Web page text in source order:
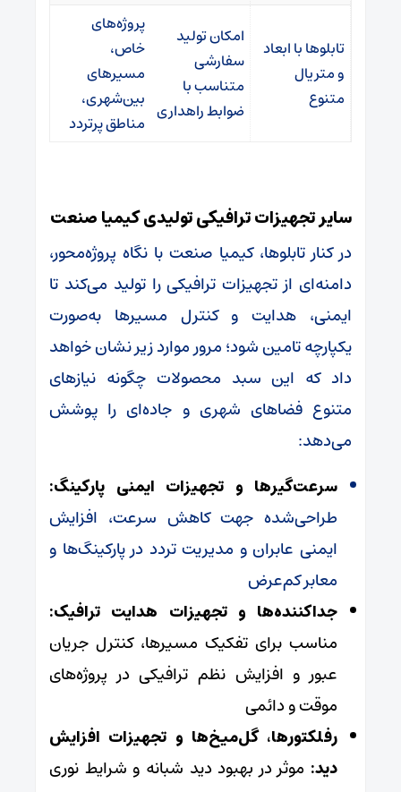
تابلوها با ابعاد
و متریال
متنوع
امکان تولید
سفارشی
متناسب با
ضوابط راهداری
پروژه‌های
خاص،
مسیرهای
بین‌شهری،
مناطق پرتردد
سایر تجهیزات ترافیکی تولیدی کیمیا صنعت
در کنار تابلوها، کیمیا صنعت با نگاه پروژه‌محور،
دامنه‌ای از تجهیزات ترافیکی را تولید می‌کند تا
ایمنی، هدایت و کنترل مسیرها به‌صورت
یکپارچه تامین شود؛ مرور موارد زیر نشان خواهد
داد که این سبد محصولات چگونه نیازهای
متنوع فضاهای شهری و جاده‌ای را پوشش
می‌دهد:
سرعت‌گیرها و تجهیزات ایمنی پارکینگ:
طراحی‌شده جهت کاهش سرعت، افزایش
ایمنی عابران و مدیریت تردد در پارکینگ‌ها و
معابر کم‌عرض
جداکننده‌ها و تجهیزات هدایت ترافیک:
مناسب برای تفکیک مسیرها، کنترل جریان
عبور و افزایش نظم ترافیکی در پروژه‌های
موقت و دائمی
رفلکتورها، گل‌میخ‌ها و تجهیزات افزایش
دید: موثر در بهبود دید شبانه و شرایط نوری